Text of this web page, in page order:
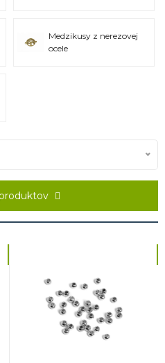
toto a veľa ďalších zaujímavých
našej strakovskej stránke.
Medzikusy z nerezovej
ocele